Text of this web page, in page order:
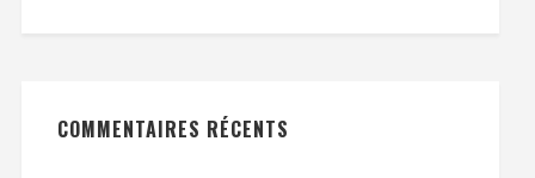
COMMENTAIRES RÉCENTS